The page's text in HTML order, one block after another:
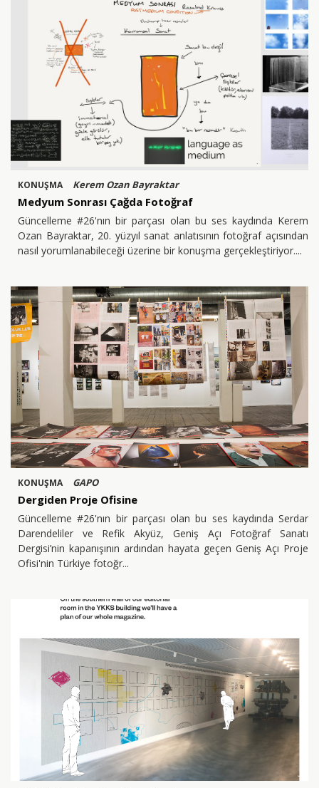
KONUŞMA Kerem Ozan Bayraktar
Medyum Sonrası Çağda Fotoğraf
Güncelleme #26'nın bir parçası olan bu ses kaydında Kerem
Ozan Bayraktar, 20. yüzyıl sanat anlatısının fotoğraf açısından
nasıl yorumlanabileceği üzerine bir konuşma gerçekleştiriyor.
KONUŞMA GAPO
Dergiden Proje Ofisine
Güncelleme #26'nın bir parçası olan bu ses kaydında Serdar
Darendeliler ve Refik Akyüz, Geniş Açı Fotoğraf Sanatı
Dergisi’nin kapanışının ardından hayata geçen Geniş Açı Proje
Ofisi'nin Türkiye fotoğr